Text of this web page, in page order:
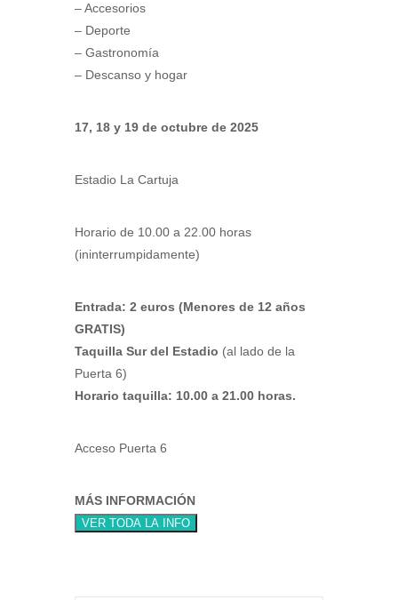
– Accesorios
– Deporte
– Gastronomía
– Descanso y hogar
17, 18 y 19 de octubre de 2025
Estadio La Cartuja
Horario de 10.00 a 22.00 horas
(ininterrumpidamente)
Entrada: 2 euros (Menores de 12 años
GRATIS)
Taquilla Sur del Estadio (al lado de la
Puerta 6)
Horario taquilla: 10.00 a 21.00 horas.
Acceso Puerta 6
MÁS INFORMACIÓN
VER TODA LA INFO